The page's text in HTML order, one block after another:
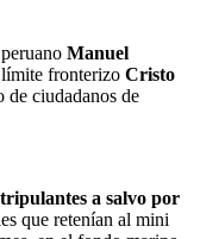
Manuel
límite fronterizo Cristo
de ciudadanos de
a salvo por
que retenían al mini